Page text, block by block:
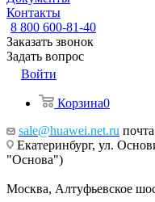
Контакты
8 800 600-81-40
Заказать звонок
Задать вопрос
Войти
Корзина0
sale@huawei.net.ru
Екатеринбург, ул.
"Основа")
Москва, Алтуфьевское